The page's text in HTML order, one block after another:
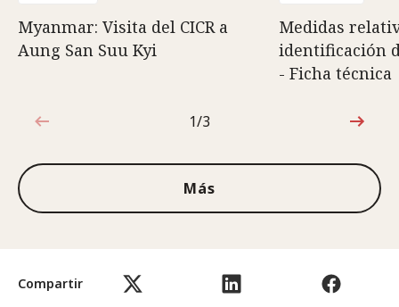
Compartir
Myanmar: Visita del CICR a
Aung San Suu Kyi
Medidas
identificación
- Ficha técnica
1de3
1/3
Más